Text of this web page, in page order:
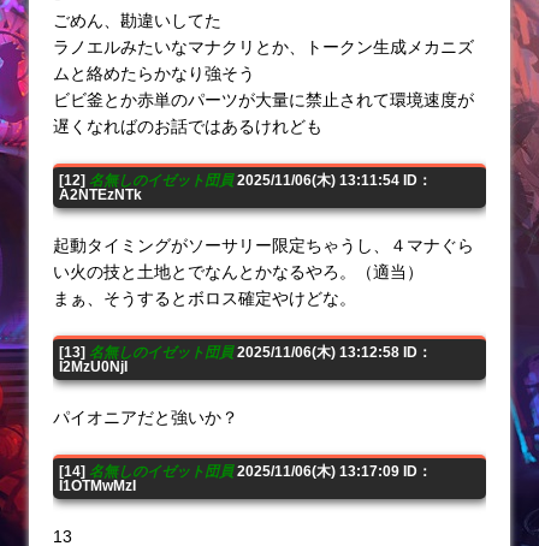
ごめん、勘違いしてた
ラノエルみたいなマナクリとか、トークン生成メカニズ
ムと絡めたらかなり強そう
ビビ釜とか赤単のパーツが大量に禁止されて環境速度が
遅くなればのお話ではあるけれども
[12] 名無しのイゼット団員2025/11/06(木) 13:11:54 ID：
A2NTEzNTk
起動タイミングがソーサリー限定ちゃうし、４マナぐら
い火の技と土地とでなんとかなるやろ。（適当）
まぁ、そうするとボロス確定やけどな。
[13] 名無しのイゼット団員2025/11/06(木) 13:12:58 ID：
I2MzU0NjI
パイオニアだと強いか？
[14] 名無しのイゼット団員2025/11/06(木) 13:17:09 ID：
I1OTMwMzI
13